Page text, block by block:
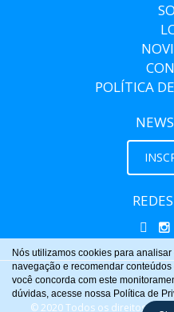
POLÍTICA
© 2020 Todos os direitos
Nós utilizamos cookies para
navegação e recomendar
você concorda com este
dúvidas, acesse nossa Política de